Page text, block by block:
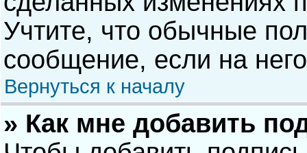
Учтите, что обычные
сообщение, если на
Вернуться к началу
» Как мне добавить